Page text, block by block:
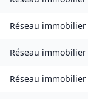
Réseau immobilier
Réseau immobilier
Réseau immobilier